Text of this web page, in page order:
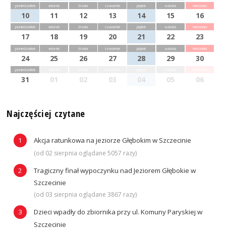
poniedziałek
10
wtorek
11
środa
12
czwartek
13
piątek
14
sobota
15
niedziela
16
poniedziałek
17
wtorek
18
środa
19
czwartek
20
piątek
21
sobota
22
niedziela
23
poniedziałek
24
wtorek
25
środa
26
czwartek
27
piątek
28
sobota
29
niedziela
30
poniedziałek
31 01 02 03 04 05 06
Najczęściej czytane
Akcja ratunkowa na jeziorze Głębokim w Szczecinie
(od 02 sierpnia oglądane 5057 razy)
Tragiczny finał wypoczynku nad Jeziorem Głębokie w
Szczecinie
(od 03 sierpnia oglądane 3867 razy)
Dzieci wpadły do zbiornika przy ul. Komuny Paryskiej w
Szczecinie